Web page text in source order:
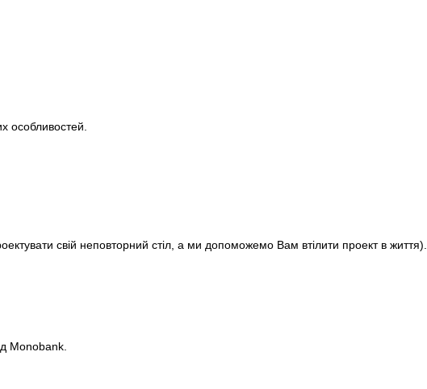
особливостей.
свій неповторний стіл, а ми допоможемо Вам втілити проект в життя).
Monobank.